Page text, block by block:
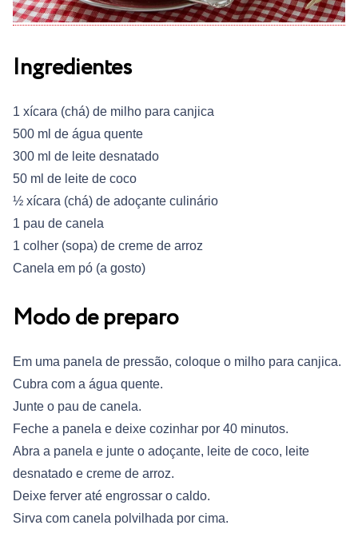
Ingredientes
1 xícara (chá) de milho para canjica
500 ml de água quente
300 ml de leite desnatado
50 ml de leite de coco
½ xícara (chá) de adoçante culinário
1 pau de canela
1 colher (sopa) de creme de arroz
Canela em pó (a gosto)
Modo de preparo
Em uma panela de pressão, coloque o milho para canjica.
Cubra com a água quente.
Junte o pau de canela.
Feche a panela e deixe cozinhar por 40 minutos.
Abra a panela e junte o adoçante, leite de coco, leite
desnatado e creme de arroz.
Deixe ferver até engrossar o caldo.
Sirva com canela polvilhada por cima.